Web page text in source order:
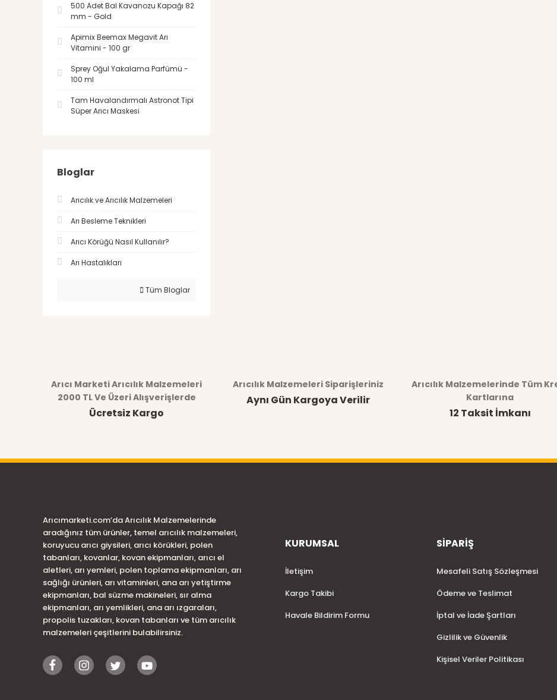
500 Adet Bal Kavanozu Kapağı 82
mm - Gold
Apimix Beemax Megavit Arı
Vitamini - 100 gr
Sprey Oğul Yakalama Parfümü -
100 ml
Tam Havalandırmalı Astronot Tipi
Süper Arıcı Maskesi
Bloglar
Arıcılık ve Arıcılık Malzemeleri
Arı Besleme Teknikleri
Arıcı Körüğü Nasıl Kullanılır?
Arı Hastalıkları
Tüm Bloglar
Arıcı Marketi Arıcılık Malzemeleri
2000 TL Ve Üzeri Alışverişlerde
Ücretsiz Kargo
Arıcılık Malzemeleri Siparişleriniz
Aynı Gün Kargoya Verilir
Arıcılık Malzemelerinde Tüm
Kartlarına
12 Taksit İmkanı
Arıcımarketi.com’da Arıcılık Malzemelerinde
aradığınız tüm ürünler, temel arıcılık malzemeleri,
koruyucu arıcı giysileri, arıcı körükleri, polen
tabanları, kovanlar, kovan ekipmanları, arıcı el
aletleri, arı yemleri, polen toplama ekipmanları, arı
sağlığı ürünleri, arı vitaminleri, ana arı yetiştirme
ekipmanları, bal süzme makineleri, sır alma
ekipmanları, arı yemlikleri, ana arı ızgaraları,
propolis tuzakları, kovan tabanları ve tüm arıcılık
malzemeleri çeşitlerini bulabilirsiniz.
KURUMSAL
İletişim
Kargo Takibi
Havale Bildirim Formu
SİPARİŞ
Mesafeli Satış Sözleşmesi
Ödeme ve Teslimat
İptal ve İade Şartları
Gizlilik ve Güvenlik
Kişisel Veriler Politikası